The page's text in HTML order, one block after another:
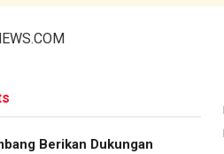
Berikan Dukungan